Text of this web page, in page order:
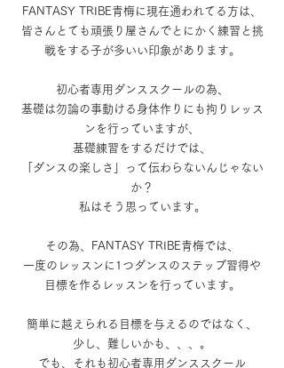
FANTASY TRIBE青梅に現在通われてる方は、
皆さんとても頑張り屋さんでとにかく練習と挑
戦をする子が多いい印象があります。
初心者専用ダンススクールの為、
基礎は勿論の事動ける身体作りにも拘りレッス
ンを行っていますが、
基礎練習をするだけでは、
「ダンスの楽しさ」って伝わらないんじゃない
か？
私はそう思っています。
その為、FANTASY TRIBE青梅では、
一度のレッスンに1つダンスのステップ習得や
目標を作るレッスンを行っています。
簡単に越えられる目標を与えるのではなく、
少し、難しいかも、、、。
でも、それも初心者専用ダンススクール